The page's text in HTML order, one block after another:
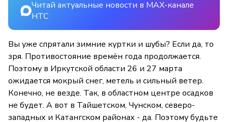
Читай актуальные новости в MAX-канале
НТС
Вы уже спрятали зимние куртки и шубы? Если да, то
зря. Противостояние времён года продолжается.
Поэтому в Иркутской области 26 и 27 марта
ожидается мокрый снег, метель и сильный ветер.
Конечно, не везде. Так, в областном центре осадков
не будет. А вот в Тайшетском, Чунском, северо-
западных и Катангском районах - да. Поэтому будьте